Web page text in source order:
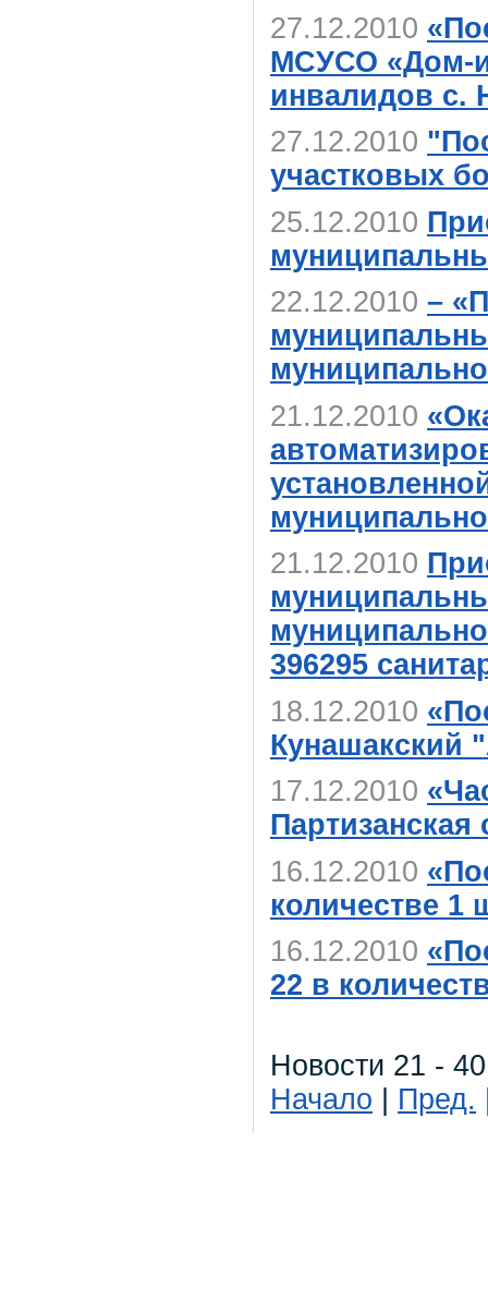
27.12.2010
МСУСО «Дом-
инвалидов с.
27.12.2010
участковых
25.12.2010
22.12.2010 –
21.12.2010
21.12.2010
396295
18.12.2010
Кунашакский
17.12.2010
Партизанская
16.12.2010
количестве 1
16.12.2010
22 в
Новости 21 -
Начало
Пред.